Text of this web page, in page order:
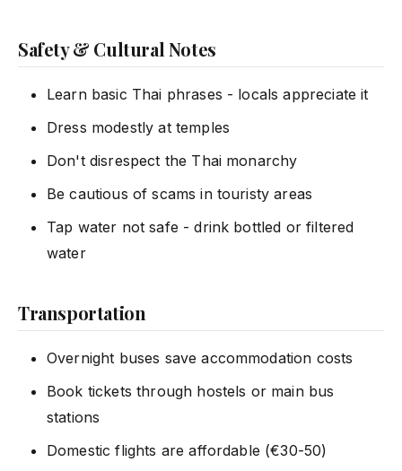
Safety & Cultural Notes
Learn basic Thai phrases - locals appreciate it
Dress modestly at temples
Don't disrespect the Thai monarchy
Be cautious of scams in touristy areas
Tap water not safe - drink bottled or filtered
water
Transportation
Overnight buses save accommodation costs
Book tickets through hostels or main bus
stations
Domestic flights are affordable (€30-50)